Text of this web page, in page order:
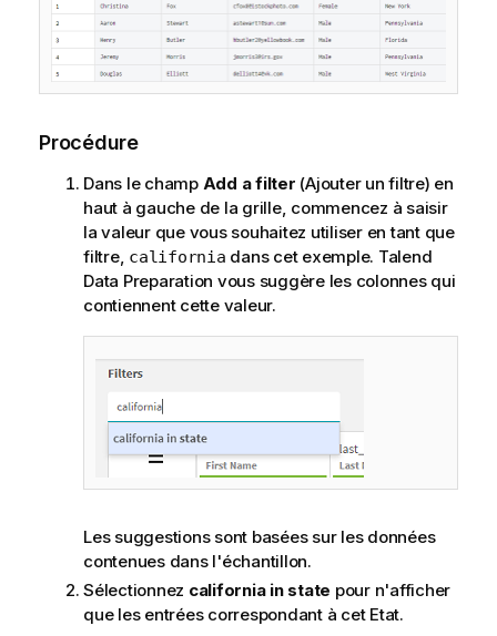
Procédure
Dans le champ Add a filter (Ajouter un filtre) en
haut à gauche de la grille, commencez à saisir
la valeur que vous souhaitez utiliser en tant que
filtre, california dans cet exemple. Talend
Data Preparation vous suggère les colonnes qui
contiennent cette valeur.
Les suggestions sont basées sur les données
contenues dans l'échantillon.
Sélectionnez california in state pour n'afficher
que les entrées correspondant à cet Etat.